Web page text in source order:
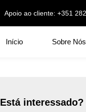
Apoio ao cliente: +351
Início Sobre Nós
Está